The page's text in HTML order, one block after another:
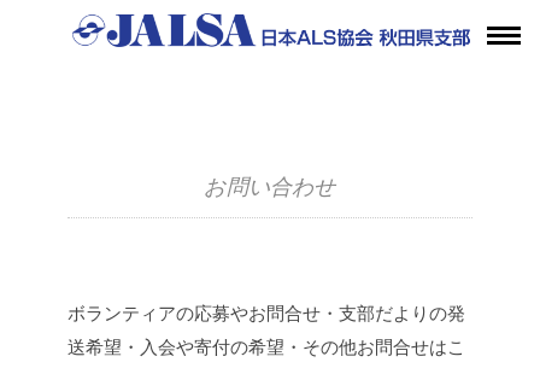
お問い合わせ
ボランティアの応募やお問合せ・支部だよりの発
送希望・入会や寄付の希望・その他お問合せはこ